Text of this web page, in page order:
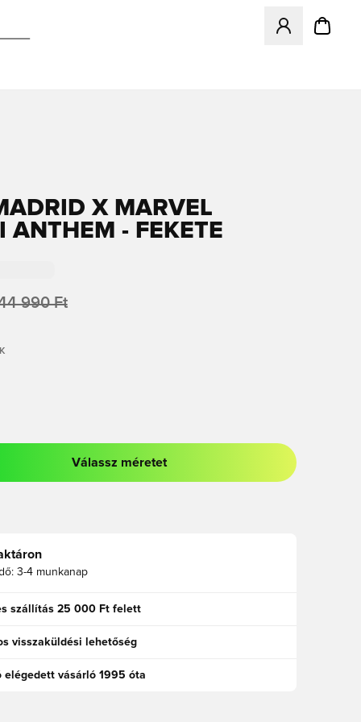
Megnyit egy
X MARVEL
ANTHEM - FEKETE
990 Ft
a bejelentkezéshez vagy a tagként való regisztrációhoz
Válassz méretet
3-4 munkanap
szállítás 25 000 Ft felett
visszaküldési lehetőség
elégedett vásárló 1995 óta